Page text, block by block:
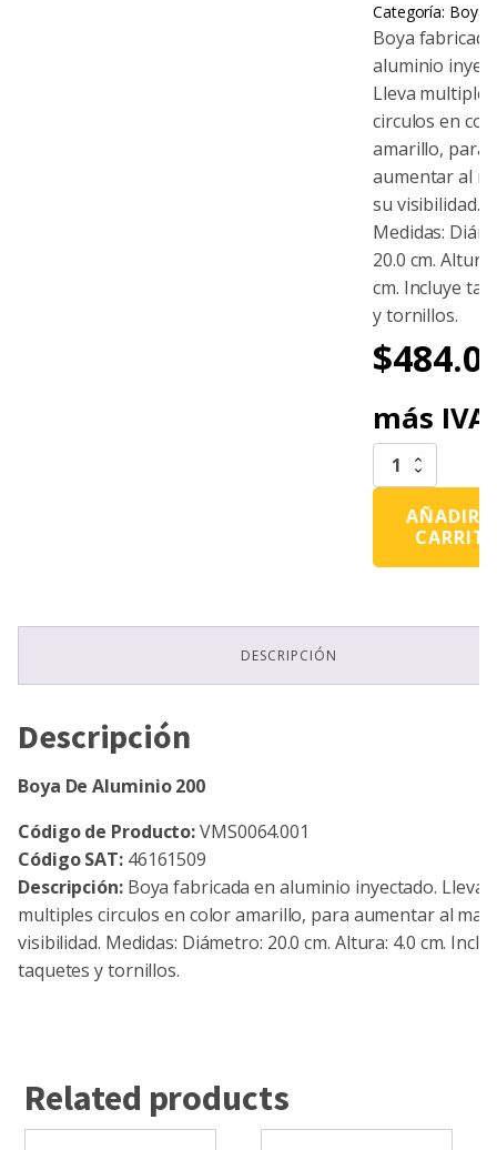
Categoría: Boyas
Boya
aluminio
Lleva multiples
circulos en
amarillo, para
aumentar al
su visibilidad.
Medidas:
20.0 cm.
cm. Incluye
y tornillos.
$
más IVA
Boya
De
Aluminio
cantidad
AÑADIR
DESCRIPCIÓN
Descripción
Boya De Aluminio 200
Código de Producto:VMS0064.001
Código SAT:46161509
Descripción:Boya fabricada en aluminio inyectado. Lleva
multiples circulos en color amarillo, para aumentar al
visibilidad. Medidas: Diámetro: 20.0 cm. Altura: 4.0 cm.
taquetes y tornillos.
Related products